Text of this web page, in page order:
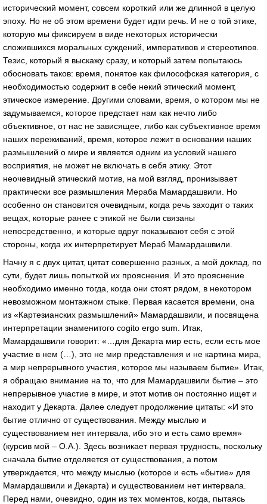
исторический момент, совсем короткий или же длинной в целую
эпоху. Но не об этом времени будет идти речь. И не о той этике,
которую мы фиксируем в виде некоторых исторически
сложившихся моральных суждений, императивов и стереотипов.
Тезис, который я выскажу сразу, и который затем попытаюсь
обосновать таков: время, понятое как философская категория, с
необходимостью содержит в себе некий этический момент,
этическое измерение. Другими словами, время, о котором мы не
задумываемся, которое предстает нам как нечто либо
объективное, от нас не зависящее, либо как субъективное время
наших переживаний, время, которое лежит в основании наших
размышлений о мире и является одним из условий нашего
восприятия, не может не включать в себя этику. Этот
неочевидный этический мотив, на мой взгляд, пронизывает
практически все размышления Мераба Мамардашвили. Но
особенно он становится очевидным, когда речь заходит о таких
вещах, которые ранее с этикой не были связаны
непосредственно, и которые вдруг показывают себя с этой
стороны, когда их интерпретирует Мераб Мамардашвили.
Начну я с двух цитат, цитат совершенно разных, а мой доклад, по
сути, будет лишь попыткой их прояснения. И это прояснение
необходимо именно тогда, когда они стоят рядом, в некотором
невозможном монтажном стыке. Первая касается времени, она
из «Картезианских размышлений» Мамардашвили, и посвящена
интерпретации знаменитого cogito ergo sum. Итак,
Мамардашвили говорит: «…для Декарта мир есть, если есть мое
участие в нем (…), это не мир представления и не картина мира,
а мир непрерывного участия, которое мы называем бытие». Итак,
я обращаю внимание на то, что для Мамардашвили бытие – это
непрерывное участие в мире, и этот мотив он постоянно ищет и
находит у Декарта. Далее следует продолжение цитаты: «И это
бытие отлично от существования. Между мыслью и
существованием нет интервала, ибо это и есть само время»
(курсив мой – О.А.). Здесь возникает первая трудность, поскольку
сначала бытие отделяется от существования, а потом
утверждается, что между мыслью (которое и есть «бытие» для
Мамардашвили и Декарта) и существованием нет интервала.
Перед нами, очевидно, один из тех моментов, когда, пытаясь